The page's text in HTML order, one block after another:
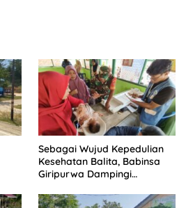
Sebagai Wujud Kepedulian
Kesehatan Balita, Babinsa
Giripurwa Dampingi